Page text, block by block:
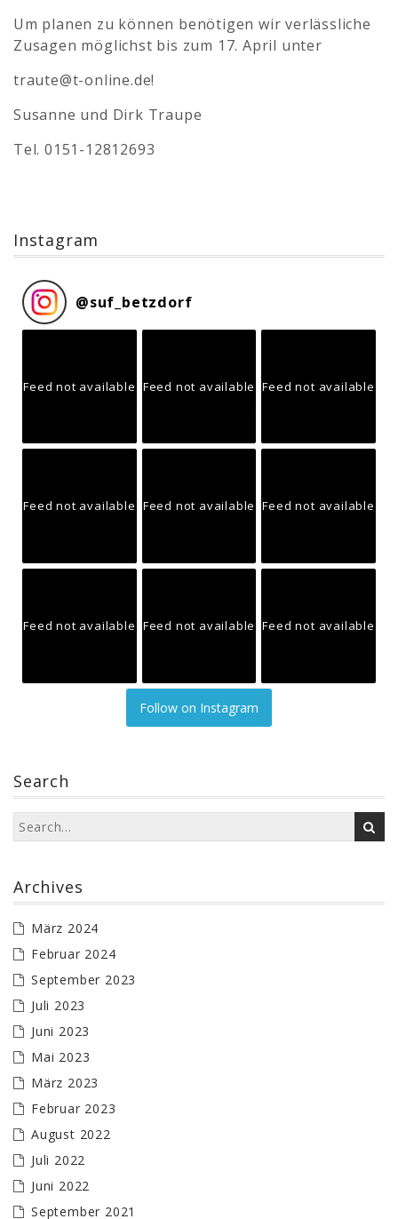
Um planen zu können benötigen wir verlässliche
Zusagen möglichst bis zum 17. April unter
traute@t-online.de!
Susanne und Dirk Traupe
Tel. 0151-12812693
Instagram
@suf_betzdorf
Feed not available Feed not available Feed not available
Feed not available Feed not available Feed not available
Feed not available Feed not available Feed not available
Follow on Instagram
Search
Archives
März 2024
Februar 2024
September 2023
Juli 2023
Juni 2023
Mai 2023
März 2023
Februar 2023
August 2022
Juli 2022
Juni 2022
September 2021